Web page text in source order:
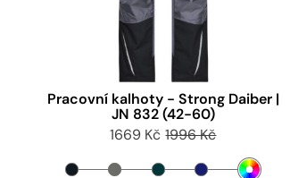
Pracovní kalhoty - Strong Daiber |
JN 832 (42-60)
1669 Kč 1996 Kč